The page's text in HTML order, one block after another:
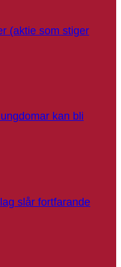
(aktie som stiger
kan bli
slår fortfarande